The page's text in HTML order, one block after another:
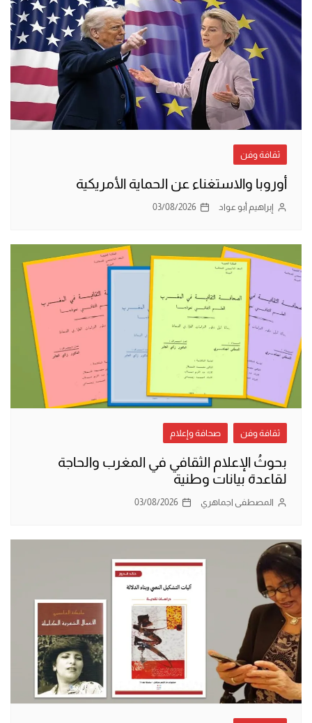
ثقافة وفن
أوروبا والاستغناء عن الحماية الأمريكية
إبراهيم أبو عواد 03/08/2026
ثقافة وفن صحافة وإعلام
بحوثُ الإعلام الثقافي في المغرب والحاجة
لقاعدة بيانات وطنية
المصطفى اجماهري 03/08/2026